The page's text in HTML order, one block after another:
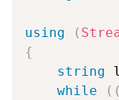
using (
{
string
while
( (